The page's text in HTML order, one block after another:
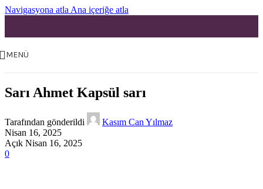
Navigasyona atla Ana içeriğe atla
MENÜ
Sarı Ahmet Kapsül sarı
Tarafından gönderildi
Kasım Can Yılmaz
Nisan 16, 2025
Açık Nisan 16, 2025
0